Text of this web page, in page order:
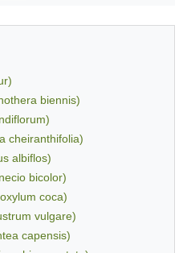
biennis)
cheiranthifolia)
albiflos)
bicolor)
coca)
vulgare)
capensis)